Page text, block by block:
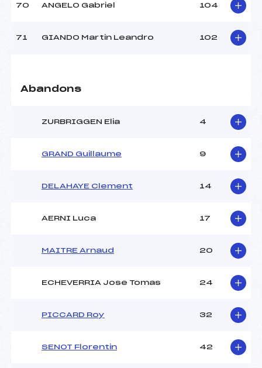
70 ANGELO Gabriel 104
71 GIANDO Martin Leandro 102
Abandons
ZURBRIGGEN Elia 4
GRAND Guillaume 9
DELAHAYE Clement 14
AERNI Luca 17
MAITRE Arnaud 20
ECHEVERRIA Jose Tomas 24
PICCARD Roy 32
SENOT Florentin 42